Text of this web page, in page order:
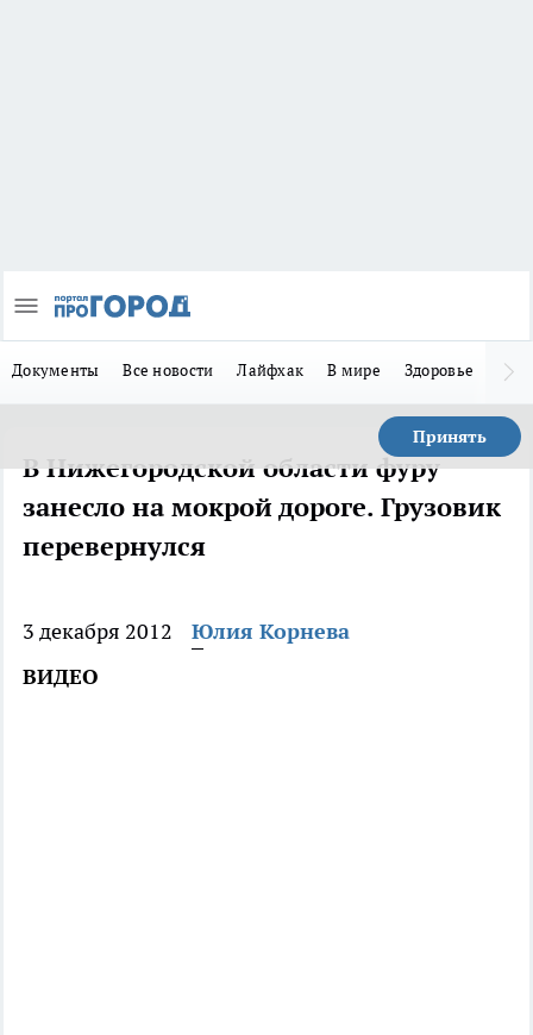
Документы Все новости Лайфхак В мире Здоровье
Принять
В Нижегородской области фуру
занесло на мокрой дороге. Грузовик
перевернулся
3 декабря 2012
Юлия Корнева
ВИДЕО